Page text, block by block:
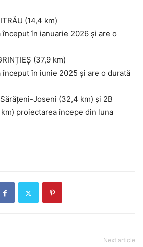
(14,4 km)
început în ianuarie 2026 și are o
(37,9 km)
început în iunie 2025 și are o durată
Joseni (32,4 km) și 2B
proiectarea începe din luna
Next article